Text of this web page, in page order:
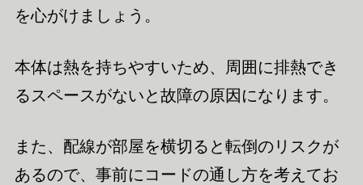
を心がけましょう。
本体は熱を持ちやすいため、周囲に排熱でき
るスペースがないと故障の原因になります。
また、配線が部屋を横切ると転倒のリスクが
あるので、事前にコードの通し方を考えてお